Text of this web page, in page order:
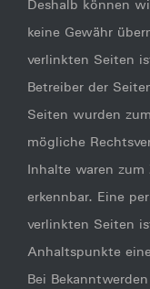
Deshalb können
keine Gewähr
verlinkten Seiten
Betreiber der
Seiten wurden
mögliche
Inhalte waren
erkennbar. Eine
verlinkten Seiten
Anhaltspunkte
Bei